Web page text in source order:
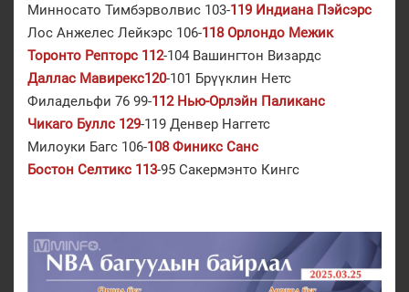
Минносато Тимбэрволвис 103-119 Индиана Пэйсэрс
Лос Анжелес Лейкэрс 106-118 Орлондо Межик
Торонто Репторс 112-104 Вашингтон Визардс
Даллас Мавирекс120-101 Брүүклин Нетс
Филадельфи 76 99-112 Нью-Орлэйн Паликанс
Чикаго Буллс 129-119 Денвер Наггетс
Милоуки Багс 106-108 Финикс Санс
Бостон Селтикс 113-95 Сакермэнто Кингс